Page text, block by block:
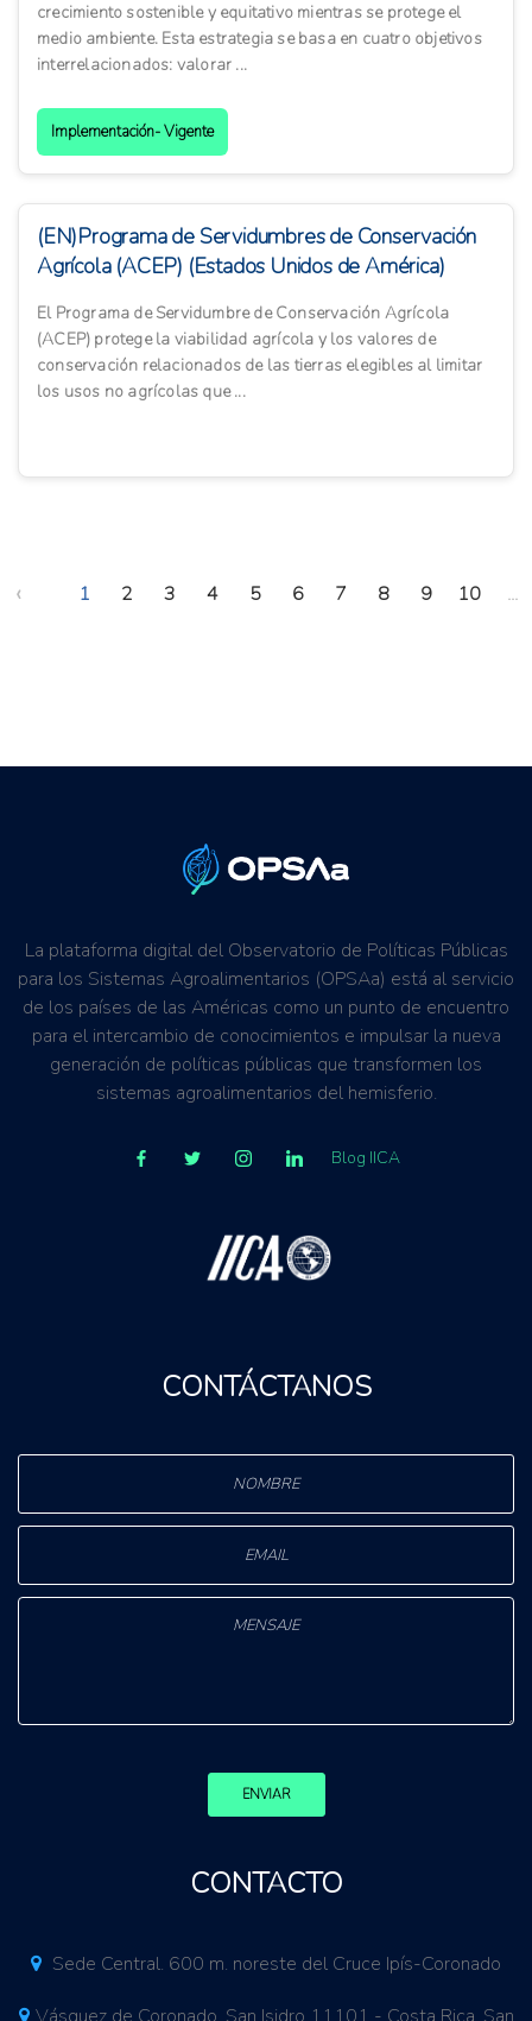
crecimiento sostenible y equitativo mientras se protege el
medio ambiente. Esta estrategia se basa en cuatro objetivos
interrelacionados: valorar ...
Implementación- Vigente
(EN)Programa de Servidumbres de Conservación
Agrícola (ACEP) (Estados Unidos de América)
El Programa de Servidumbre de Conservación Agrícola
(ACEP) protege la viabilidad agrícola y los valores de
conservación relacionados de las tierras elegibles al limitar
los usos no agrícolas que ...
‹ 1 2 3 4 5 6 7 8 9 10 ...
La plataforma digital del Observatorio de Políticas Públicas
para los Sistemas Agroalimentarios (OPSAa) está al servicio
de los países de las Américas como un punto de encuentro
para el intercambio de conocimientos e impulsar la nueva
generación de políticas públicas que transformen los
sistemas agroalimentarios del hemisferio.
Blog IICA
CONTÁCTANOS
ENVIAR
CONTACTO
Sede Central. 600 m. noreste del Cruce Ipís-Coronado